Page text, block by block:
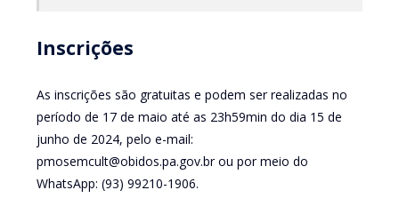
Inscrições
As inscrições são gratuitas e podem ser realizadas no
período de 17 de maio até as 23h59min do dia 15 de
junho de 2024, pelo e-mail:
pmosemcult@obidos.pa.gov.br ou por meio do
WhatsApp: (93) 99210-1906.